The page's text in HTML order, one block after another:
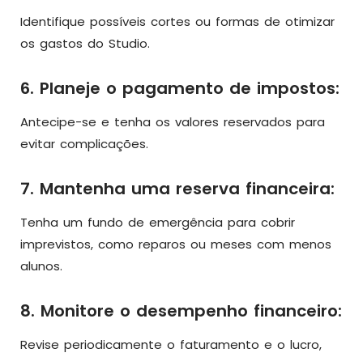
Identifique possíveis cortes ou formas de otimizar
os gastos do Studio.
6. Planeje o pagamento de impostos:
Antecipe-se e tenha os valores reservados para
evitar complicações.
7. Mantenha uma reserva financeira:
Tenha um fundo de emergência para cobrir
imprevistos, como reparos ou meses com menos
alunos.
8. Monitore o desempenho financeiro:
Revise periodicamente o faturamento e o lucro,